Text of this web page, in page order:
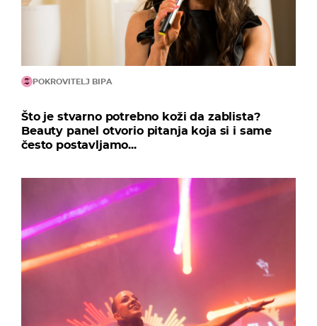
POKROVITELJ BIPA
Što je stvarno potrebno koži da zablista?
Beauty panel otvorio pitanja koja si i same
često postavljamo...